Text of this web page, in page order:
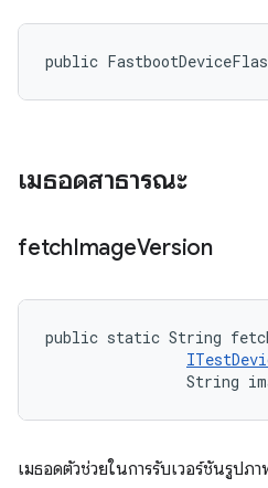
public
เมธอดสาธารณะ
fetchImageVersion
public static String
String
เมธอดตัวช่วยในการรับเวอร์ชันรูป